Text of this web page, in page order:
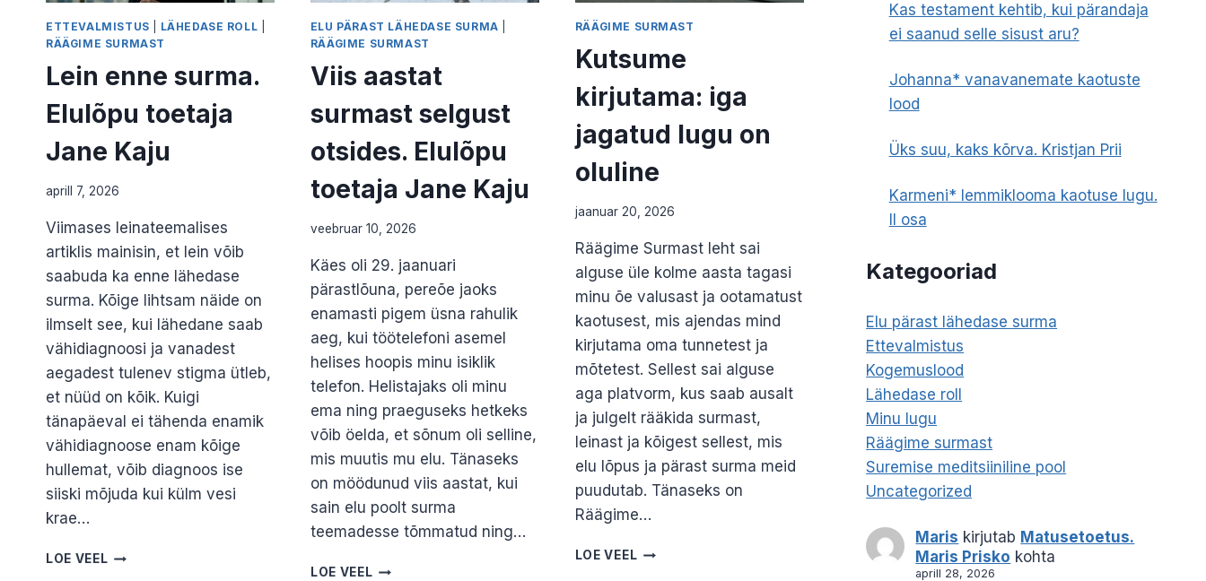
ETTEVALMISTUS LÄHEDASE ROLL
RÄÄGIME SURMAST
Lein enne surma.
Elulõpu toetaja
Jane Kaju
aprill 7, 2026
Viimases leinateemalises
artiklis mainisin, et lein võib
saabuda ka enne lähedase
surma. Kõige lihtsam näide on
ilmselt see, kui lähedane saab
vähidiagnoosi ja vanadest
aegadest tulenev stigma ütleb,
et nüüd on kõik. Kuigi
tänapäeval ei tähenda enamik
vähidiagnoose enam kõige
hullemat, võib diagnoos ise
siiski mõjuda kui külm vesi
krae…
LOE VEEL LEIN
ELU PÄRAST LÄHEDASE SURMA
RÄÄGIME SURMAST
Viis aastat
surmast selgust
otsides. Elulõpu
toetaja Jane Kaju
veebruar 10, 2026
Käes oli 29. jaanuari
pärastlõuna, pereõe jaoks
enamasti pigem üsna rahulik
aeg, kui töötelefoni asemel
helises hoopis minu isiklik
telefon. Helistajaks oli minu
ema ning praeguseks hetkeks
võib öelda, et sõnum oli selline,
mis muutis mu elu. Tänaseks
on möödunud viis aastat, kui
sain elu poolt surma
teemadesse tõmmatud ning…
LOE VEEL VIIS
RÄÄGIME SURMAST
Kutsume
kirjutama: iga
jagatud lugu on
oluline
jaanuar 20, 2026
Räägime Surmast leht sai
alguse üle kolme aasta tagasi
minu õe valusast ja ootamatust
kaotusest, mis ajendas mind
kirjutama oma tunnetest ja
mõtetest. Sellest sai alguse
aga platvorm, kus saab ausalt
ja julgelt rääkida surmast,
leinast ja kõigest sellest, mis
elu lõpus ja pärast surma meid
puudutab. Tänaseks on
Räägime…
LOE VEEL KUTSUME
Kas testament kehtib, kui pärandaja
ei saanud selle sisust aru?
Johanna* vanavanemate kaotuste
lood
Üks suu, kaks kõrva. Kristjan Prii
Karmeni* lemmiklooma kaotuse lugu.
II osa
Kategooriad
Elu pärast lähedase surma
Ettevalmistus
Kogemuslood
Lähedase roll
Minu lugu
Räägime surmast
Suremise meditsiiniline pool
Uncategorized
Maris kirjutab Matusetoetus.
Maris Prisko kohta
aprill 28, 2026